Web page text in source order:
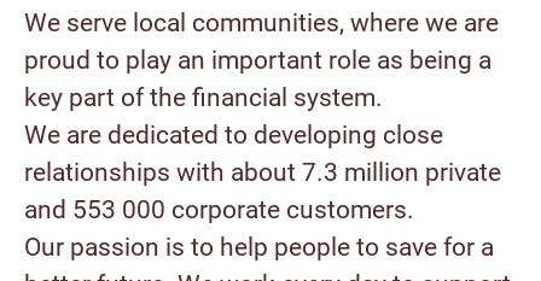
We serve local communities, where we are
proud to play an important role as being a
key part of the financial system.
We are dedicated to developing close
relationships with about 7.3 million private
and 553 000 corporate customers.
Our passion is to help people to save for a